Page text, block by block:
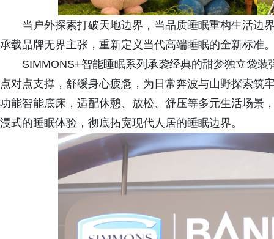
当户外探索打破天地边界，当品质睡眠重构生活边
承载品牌无界主张，重新定义当代高端睡眠的全新标准
SIMMONS+智能睡眠系列承袭经典的甜梦独立袋
点对点支撑，舒缓身心疲惫，为日常奔波与山野探索筑
功能智能底床，适配休憩、放松、舒压等多元生活场景
浸式的睡眠体验，彻底拓宽现代人居的睡眠边界。